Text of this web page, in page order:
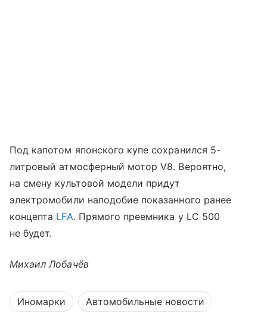
Под капотом японского купе сохранился 5-
литровый атмосферный мотор V8. Вероятно,
на смену культовой модели придут
электромобили наподобие показанного ранее
концепта LFA. Прямого преемника у LC 500
не будет.
Михаил Лобачёв
Иномарки Автомобильные новости